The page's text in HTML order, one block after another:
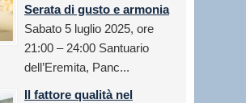
Serata di gusto e armonia
Sabato 5 luglio 2025, ore
21:00 – 24:00 Santuario
dell’Eremita, Panc...
Il fattore qualità nel